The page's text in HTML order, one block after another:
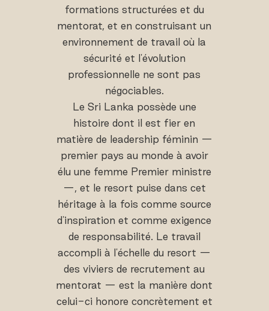
formations structurées et du
mentorat, et en construisant un
environnement de travail où la
sécurité et l'évolution
professionnelle ne sont pas
négociables.
Le Sri Lanka possède une
histoire dont il est fier en
matière de leadership féminin —
premier pays au monde à avoir
élu une femme Premier ministre
—, et le resort puise dans cet
héritage à la fois comme source
d'inspiration et comme exigence
de responsabilité. Le travail
accompli à l'échelle du resort —
des viviers de recrutement au
mentorat — est la manière dont
celui-ci honore concrètement et